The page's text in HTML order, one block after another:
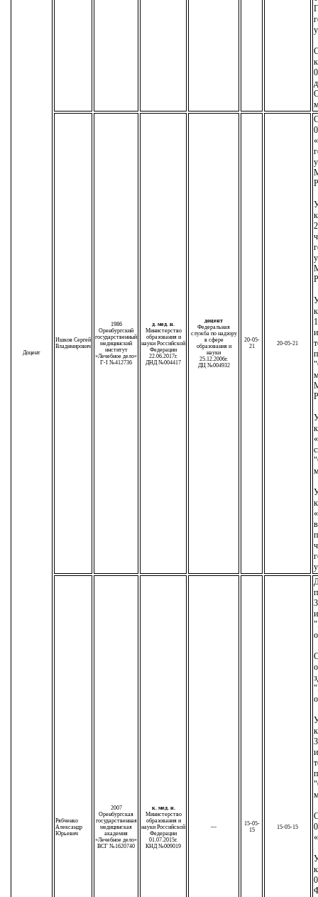
Доцент
Ишков Сергей
Владимирович
1986
Оренбургский
государственный
медицинский
институт
«Лечебное дело»
Г-I №412736
д. мед. н.
Министерство
образования и
науки Российской
Федерации
22.06.2017г.
ДНД №004417
доцент
Федеральная
служба по надзору
в сфере
образования и
науки
25.12.2006г.
ДЦ №004932
20-05-
21
20-05-21
Рябченко
Александр
Юрьевич
2007
Оренбургская
государственная
медицинская
академия
«Лечебное дело»
ВСГ №1620740
к. мед. н.
Министерство
образования и
науки Российской
Федерации
01.07.2015г.
КНД №009019
—
15-05-
15
15-05-15